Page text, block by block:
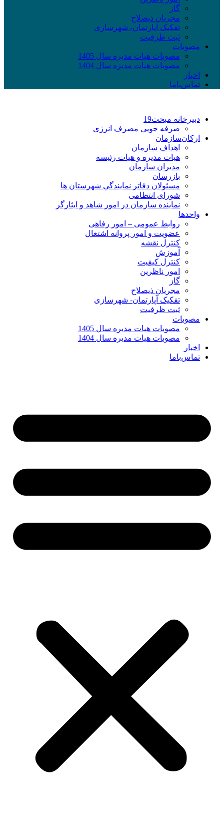
گاز
مجریان ذیصلاح
تفکیک آپارتمان- شهرسازی
ثبت ظرفیت
مصوبات
مصوبات هیات مدیره سال 1405
مصوبات هیات مدیره سال 1404
اخبار
تماس‌با‌ما
دبیرخانه مبحث19
صرفه جویی مصرف انرژی
ارکان‌سازمان
اهداف سازمان
هیات مدیره و هیات رئیسه
مدیران سازمان
بازرسان
مسئولان دفاتر نمايندگي شهرستان ها
شورای انتظامی
نماينده سازمان در امور شاهد و ايثارگر
واحدها
روابط عمومی – امور رفاهی
عضویت و امور پروانه اشتغال
کنترل نقشه
آموزش
کنترل کیفیت
امور ناظرین
گاز
مجریان ذیصلاح
تفکیک آپارتمان- شهرسازی
ثبت ظرفیت
مصوبات
مصوبات هیات مدیره سال 1405
مصوبات هیات مدیره سال 1404
اخبار
تماس‌با‌ما